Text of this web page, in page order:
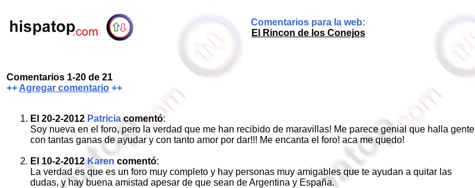
Comentarios para la web:
El Rincon de los Conejos
Comentarios 1-20 de 21
++ Agregar comentario ++
El 20-2-2012 Patricia comentó:
Soy nueva en el foro, pero la verdad que me han recibido de maravillas! Me parece genial que halla gente
con tantas ganas de ayudar y con tanto amor por dar!!! Me encanta el foro! aca me quedo!
El 10-2-2012Karen comentó:
La verdad es que es un foro muy completo y hay personas muy amigables que te ayudan a quitar las
dudas, y hay buena amistad apesar de que sean de Argentina y España.